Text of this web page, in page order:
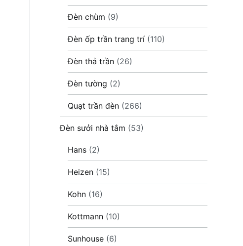
Đèn chùm (9)
Đèn ốp trần trang trí (110)
Đèn thả trần (26)
Đèn tường (2)
Quạt trần đèn (266)
Đèn sưởi nhà tắm (53)
Hans (2)
Heizen (15)
Kohn (16)
Kottmann (10)
Sunhouse (6)